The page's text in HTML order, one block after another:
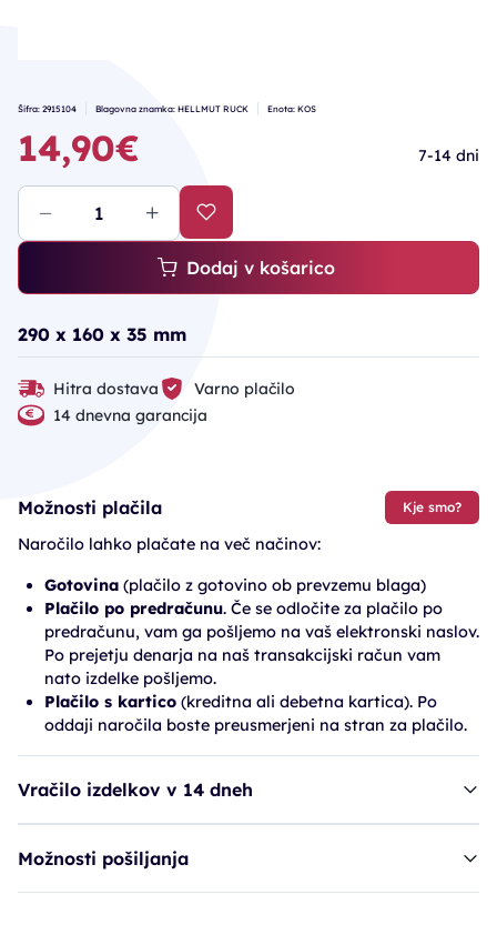
Šifra: 2915104 Blagovna znamka: HELLMUT RUCK Enota: KOS
14,90€ 7-14 dni
Dodaj v košarico
290 x 160 x 35 mm
Hitra dostava
Varno plačilo
14 dnevna garancija
Možnosti plačila Kje smo?
Naročilo lahko plačate na več načinov:
Gotovina (plačilo z gotovino ob prevzemu blaga)
Plačilo po predračunu. Če se odločite za plačilo po
predračunu, vam ga pošljemo na vaš elektronski naslov.
Po prejetju denarja na naš transakcijski račun vam
nato izdelke pošljemo.
Plačilo s kartico (kreditna ali debetna kartica). Po
oddaji naročila boste preusmerjeni na stran za plačilo.
Vračilo izdelkov v 14 dneh
Možnosti pošiljanja